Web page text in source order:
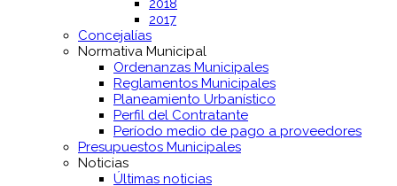
2018
2017
Concejalías
Normativa Municipal
Ordenanzas Municipales
Reglamentos Municipales
Planeamiento Urbanístico
Perfil del Contratante
Período medio de pago a proveedores
Presupuestos Municipales
Noticias
Últimas noticias